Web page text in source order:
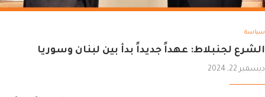
سياسة
الشرع لجنبلاط: عهداً جديداً بدأ بين لبنان وسوريا
ديسمبر 22, 2024